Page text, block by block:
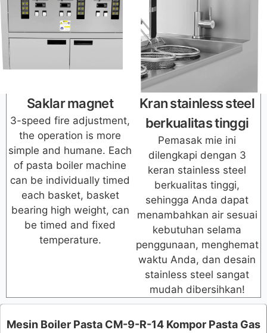
Saklar magnet
3-speed fire adjustment,
the operation is more
simple and humane. Each
of pasta boiler machine
can be individually timed
each basket, basket
bearing high weight, can
be timed and fixed
temperature.
Kran stainless steel
berkualitas tinggi
Pemasak mie ini
dilengkapi dengan 3
keran stainless steel
berkualitas tinggi,
sehingga Anda dapat
menambahkan air sesuai
kebutuhan selama
penggunaan, menghemat
waktu Anda, dan desain
stainless steel sangat
mudah dibersihkan!
Mesin Boiler Pasta CM-9-R-14 Kompor Pasta Gas